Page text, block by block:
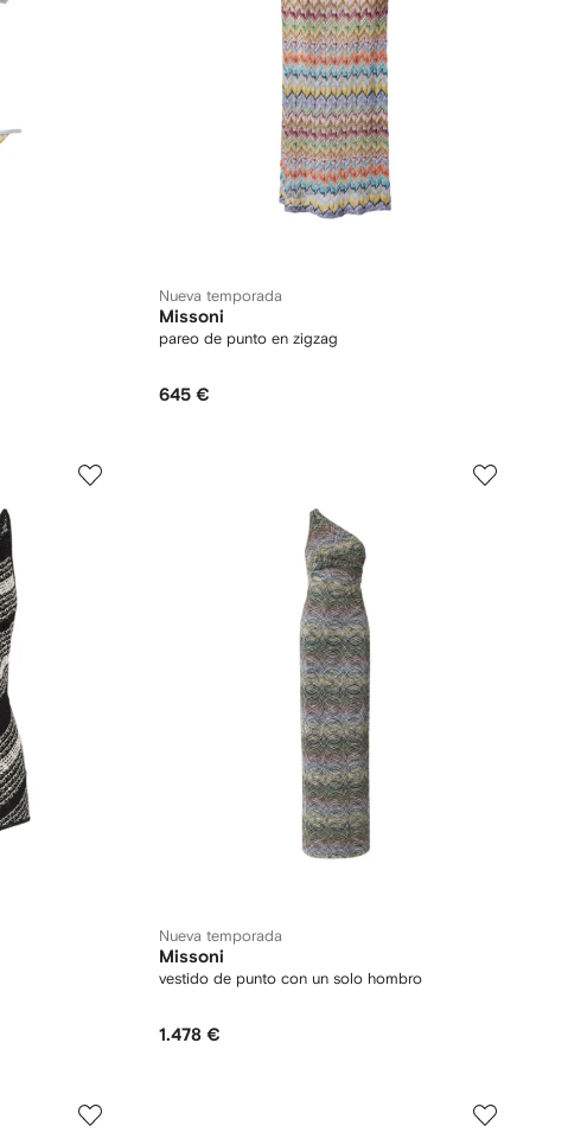
Nueva temporada
Missoni
pareo de punto en zigzag
645 €
Nueva temporada
Missoni
vestido de punto con un solo hombro
1.478 €